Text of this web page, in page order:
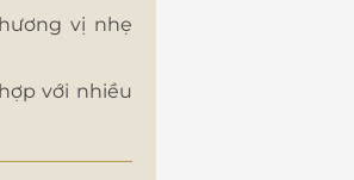
vị nhẹ
với nhiều